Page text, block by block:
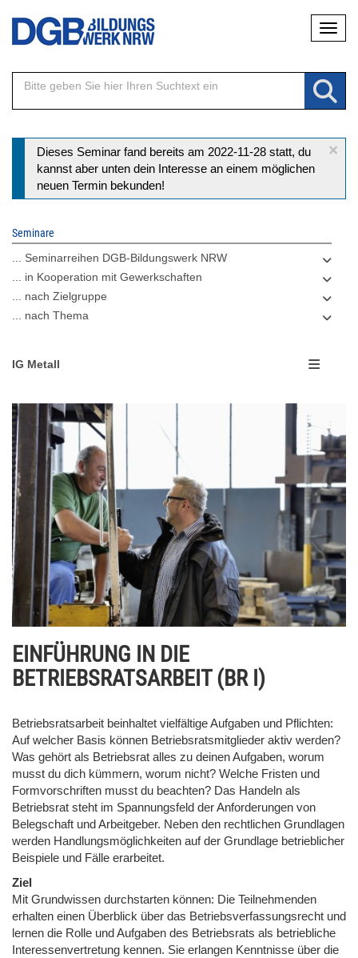
Direkt
Inhalt
×
Statusmeldung
Dieses Seminar fand bereits am 2022-11-28 statt, du
kannst aber unten dein Interesse an einem möglichen
neuen Termin bekunden!
Seminare
... Seminarreihen DGB-Bildungswerk NRW
... in Kooperation mit Gewerkschaften
... nach Zielgruppe
... nach Thema
IG Metall
EINFÜHRUNG IN DIE
BETRIEBSRATSARBEIT (BR I)
Betriebsratsarbeit beinhaltet vielfältige Aufgaben und Pflichten:
Auf welcher Basis können Betriebsratsmitglieder aktiv werden?
Was gehört als Betriebsrat alles zu deinen Aufgaben, worum
musst du dich kümmern, worum nicht? Welche Fristen und
Formvorschriften musst du beachten? Das Handeln als
Betriebsrat steht im Spannungsfeld der Anforderungen von
Belegschaft und Arbeitgeber. Neben den rechtlichen Grundlagen
werden Handlungsmöglichkeiten auf der Grundlage betrieblicher
Beispiele und Fälle erarbeitet.
Ziel
Mit Grundwissen durchstarten können: Die Teilnehmenden
erhalten einen Überblick über das Betriebsverfassungsrecht und
lernen die Rolle und Aufgaben des Betriebsrats als betriebliche
Interessenvertretung kennen. Sie erlangen Kenntnisse über die